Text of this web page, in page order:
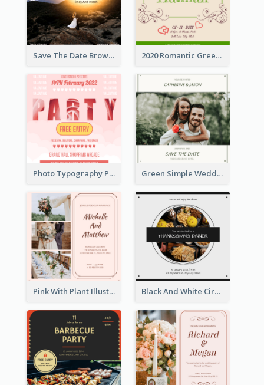
Save The Date Brown Marriage Invitation 2020 Romantic Green And Brown Wedding Invitation
Photo Typography Party Invitation Design Templates Green Simple Wedding Photo Wedding Invitation
Pink With Plant Illustration Wedding Party Invitation Black And White Circle Photo Thanksgiving Dinner Invitation